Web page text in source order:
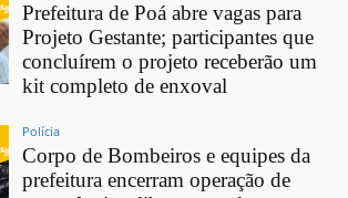
Prefeitura de Poá abre vagas para
Projeto Gestante; participantes que
concluírem o projeto receberão um
kit completo de enxoval
Polícia
Corpo de Bombeiros e equipes da
prefeitura encerram operação de